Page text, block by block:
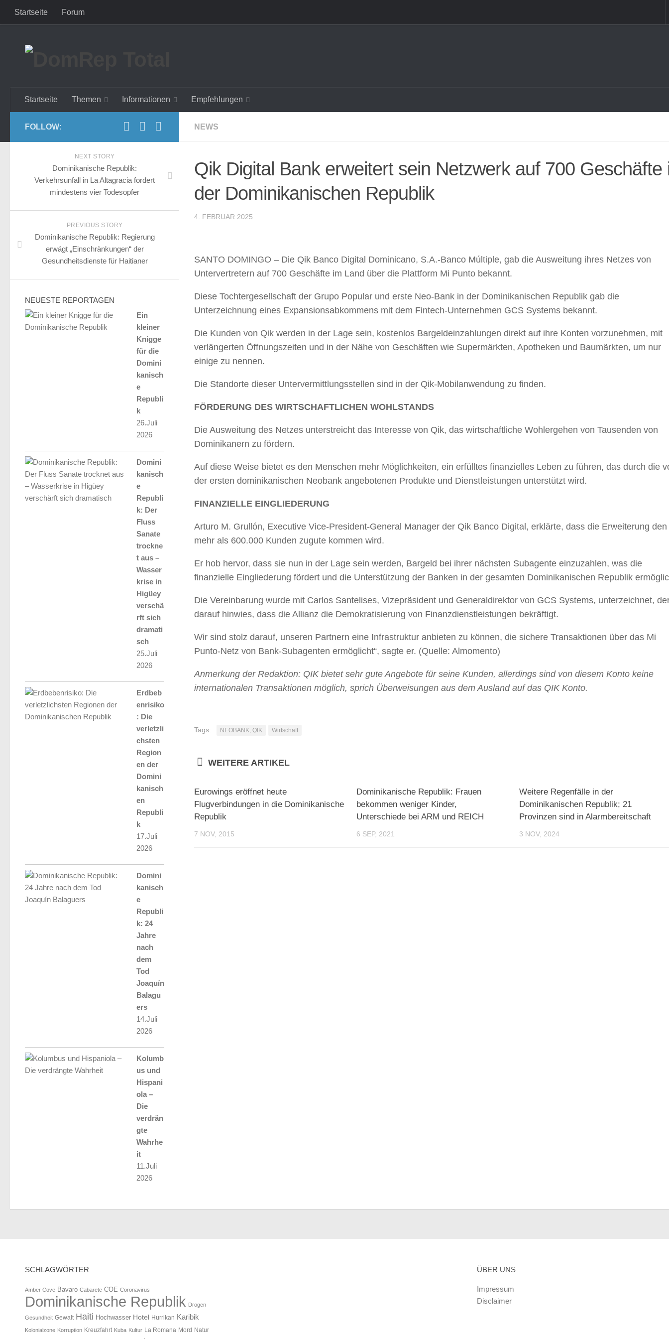
Startseite Forum
Startseite Themen Informationen Empfehlungen
NEWS
Qik Digital Bank erweitert sein Netzwerk auf 700 Geschäfte
der Dominikanischen Republik
4. FEBRUAR 2025
SANTO DOMINGO – Die Qik Banco Digital Dominicano, S.A.-Banco Múltiple, gab die Ausweitung ihres Netzes von
Untervertretern auf 700 Geschäfte im Land über die Plattform Mi Punto bekannt.
Diese Tochtergesellschaft der Grupo Popular und erste Neo-Bank in der Dominikanischen Republik gab die
Unterzeichnung eines Expansionsabkommens mit dem Fintech-Unternehmen GCS Systems bekannt.
Die Kunden von Qik werden in der Lage sein, kostenlos Bargeldeinzahlungen direkt auf ihre Konten vorzunehmen, mit
verlängerten Öffnungszeiten und in der Nähe von Geschäften wie Supermärkten, Apotheken und Baumärkten, um nur
einige zu nennen.
Die Standorte dieser Untervermittlungsstellen sind in der Qik-Mobilanwendung zu finden.
FÖRDERUNG DES WIRTSCHAFTLICHEN WOHLSTANDS
Die Ausweitung des Netzes unterstreicht das Interesse von Qik, das wirtschaftliche Wohlergehen von Tausenden von
Dominikanern zu fördern.
Auf diese Weise bietet es den Menschen mehr Möglichkeiten, ein erfülltes finanzielles Leben zu führen, das durch die
der ersten dominikanischen Neobank angebotenen Produkte und Dienstleistungen unterstützt wird.
FINANZIELLE EINGLIEDERUNG
Arturo M. Grullón, Executive Vice-President-General Manager der Qik Banco Digital, erklärte, dass die Erweiterung den
mehr als 600.000 Kunden zugute kommen wird.
Er hob hervor, dass sie nun in der Lage sein werden, Bargeld bei ihrer nächsten Subagente einzuzahlen, was die
finanzielle Eingliederung fördert und die Unterstützung der Banken in der gesamten Dominikanischen Republik
Die Vereinbarung wurde mit Carlos Santelises, Vizepräsident und Generaldirektor von GCS Systems, unterzeichnet,
darauf hinwies, dass die Allianz die Demokratisierung von Finanzdienstleistungen bekräftigt.
Wir sind stolz darauf, unseren Partnern eine Infrastruktur anbieten zu können, die sichere Transaktionen über das Mi
Punto-Netz von Bank-Subagenten ermöglicht“, sagte er. (Quelle: Almomento)
Anmerkung der Redaktion: QIK bietet sehr gute Angebote für seine Kunden, allerdings sind von diesem Konto keine
internationalen Transaktionen möglich, sprich Überweisungen aus dem Ausland auf das QIK Konto.
Tags: NEOBANK; QIK Wirtschaft
WEITERE ARTIKEL
Eurowings eröffnet heute
Flugverbindungen in die Dominikanische
Republik
7 NOV, 2015
Dominikanische Republik: Frauen
bekommen weniger Kinder,
Unterschiede bei ARM und REICH
6 SEP, 2021
Weitere Regenfälle in der
Dominikanischen Republik; 21
Provinzen sind in Alarmbereitschaft
3 NOV, 2024
FOLLOW:
NEXT STORY
Dominikanische Republik:
Verkehrsunfall in La Altagracia fordert
mindestens vier Todesopfer
PREVIOUS STORY
Dominikanische Republik: Regierung
erwägt „Einschränkungen“ der
Gesundheitsdienste für Haitianer
NEUESTE REPORTAGEN
Ein
kleiner
Knigge
für die
Domini
kanisch
e
Republi
k
26.Juli
2026
Domini
kanisch
e
Republi
k: Der
Fluss
Sanate
trockne
t aus –
Wasser
krise in
Higüey
verschä
rft sich
dramati
sch
25.Juli
2026
Erdbeb
enrisiko
: Die
verletzli
chsten
Region
en der
Domini
kanisch
en
Republi
k
17.Juli
2026
Domini
kanisch
e
Republi
k: 24
Jahre
nach
dem
Tod
Joaquín
Balagu
ers
14.Juli
2026
Kolumb
us und
Hispani
ola –
Die
verdrän
gte
Wahrhe
it
11.Juli
2026
SCHLAGWÖRTER
Amber Cove Bavaro Cabarete COE Coronavirus
Dominikanische Republik Drogen
Gesundheit Gewalt Haiti Hochwasser Hotel Hurrikan Karibik
Kolonialzone Korruption Kreuzfahrt Kuba Kultur La Romana Mord Natur
ÜBER UNS
Impressum
Disclaimer